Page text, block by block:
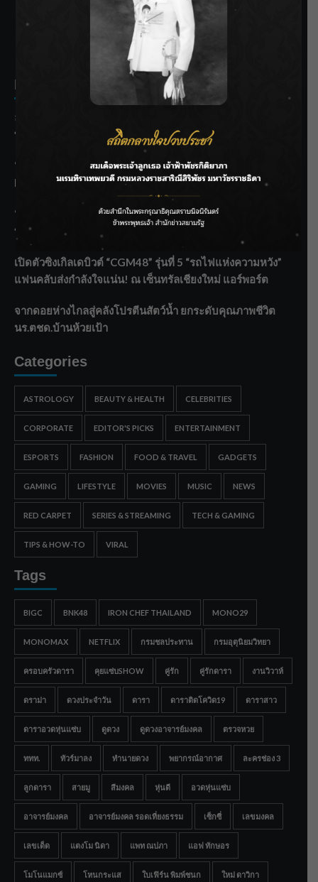
SIAMRATH VARIETY
THE BEST ENTERTAINMENT
Recent Posts
ลุยไม่หยุด!! กรมชลฯ เร่งเคลียร์ผักตบชวา-ติดตั้งเครื่องสูบน้ำ
ทั่วไทย
“BILLKIN” สร้างความภาคภูมิใจ คว้ารางวัลใหญ่ Weibo
Malaysia พร้อมโชว์สุดประทับใจ
“สุริยะ” สั่งกรมชลฯ เฝ้าระวังน้ำ 24 ชม. รับมือฝนสิงหาคม
บริหารเชิงรุกลดเสี่ยงน้ำท่วม
เปิดตัวซิงเกิลเดบิวต์ “CGM48” รุ่นที่ 5 “รถไฟแห่งความหวัง”
แฟนคลับส่งกำลังใจแน่น! ณ เซ็นทรัลเชียงใหม่ แอร์พอร์ต
จากดอยห่างไกลสู่คลังโปรตีนสัตว์น้ำ ยกระดับคุณภาพชีวิต
นร.ตชด.บ้านห้วยเป้า
Categories
ASTROLOGY BEAUTY & HEALTH CELEBRITIES
CORPORATE EDITOR'S PICKS ENTERTAINMENT
ESPORTS FASHION FOOD & TRAVEL GADGETS
GAMING LIFESTYLE MOVIES MUSIC NEWS
RED CARPET SERIES & STREAMING TECH & GAMING
TIPS & HOW-TO VIRAL
Tags
BIGC BNK48 IRON CHEF THAILAND MONO29
MONOMAX NETFLIX กรมชลประทาน กรมอุตุนิยมวิทยา
ครอบครัวดารา คุยแซ่บSHOW คู่รัก คู่รักดารา งานวิวาห์
ดราม่า ดวงประจำวัน ดารา ดาราติดโควิด19 ดาราสาว
ดาราอวดหุ่นแซ่บ ดูดวง ดูดวงอาจารย์มงคล ตรวจหวย
ททท. ทัวร์มาลง ทำนายดวง พยากรณ์อากาศ ละครช่อง 3
ลูกดารา สายมู สีมงคล หุ่นดี อวดหุ่นแซ่บ
อาจารย์มงคล อาจารย์มงคล รอดเที่ยงธรรม เซ็กซี่ เลขมงคล
เลขเด็ด แตงโม นิดา แพท ณปภา แอฟ ทักษอร
โมโนแมกซ์ โหนกระแส ใบเฟิร์น พิมพ์ชนก ใหม่ ดาวิกา